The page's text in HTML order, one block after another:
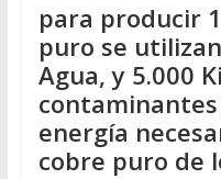
para producir
puro se
Agua, y 5.000
energía
cobre puro de